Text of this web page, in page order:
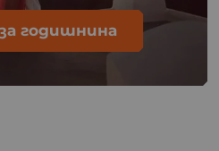
годишнина